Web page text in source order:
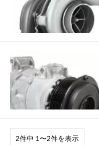
2件中 1〜2件を表示